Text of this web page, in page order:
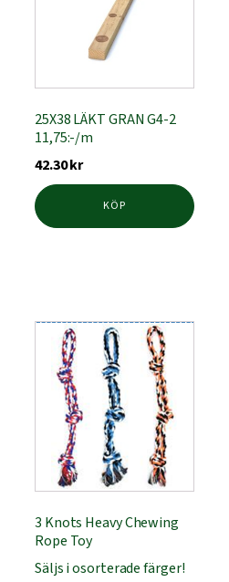
25X38 LÄKT GRAN G4-2
11,75:-/m
42.30kr
KÖP
flera
varianter.
alternativen
väljas
på
3 Knots Heavy Chewing
Rope Toy
Säljs i osorterade färger!